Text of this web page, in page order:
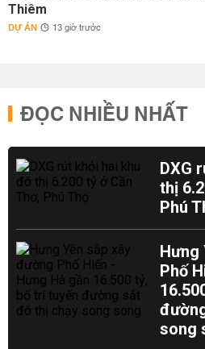
Thiêm
DỰ ÁN 13 giờ trước
ĐỌC NHIỀU NHẤT
DXG
thị
Phú
Hưng
Phố
song